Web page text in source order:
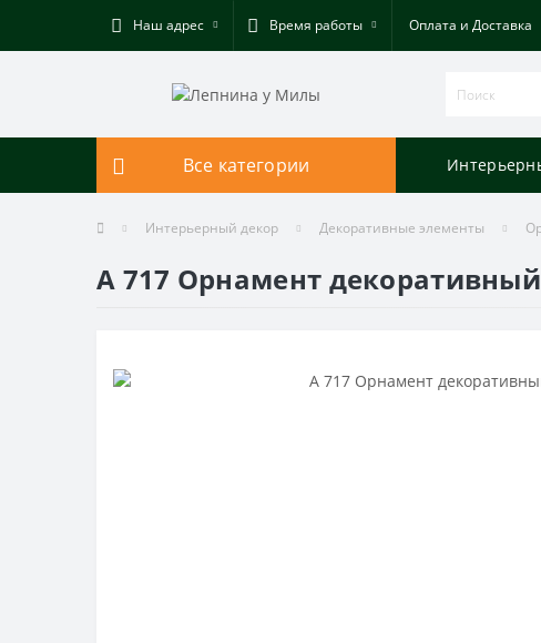
Наш адрес Время работы Оплата и Доставка
Все категории
Интерьерный декор Декоративные элементы
A 717 Орнамент декоративный